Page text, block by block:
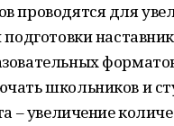
проводятся для
школьников и
– увеличение